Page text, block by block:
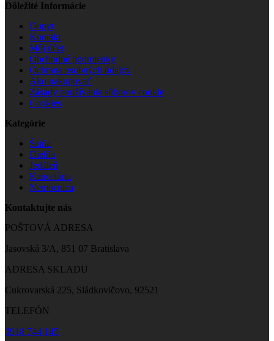
Dôležité Informácie
Dopyt
Kontakt
Môj účet
Obchodné podmienky
Ochrana osobných údajov
Ako nakupovať
Zásady používania súborov cookie
Cookies
Kategórie
Šatňa
Dielňa
Jedáleň
Kancelária
Nemocnica
Kontaktujte nás
POŠTOVÁ ADRESA
Jasovská 3/A, 851 07 Bratislava
ADRESA SKLADU
Cukrovarská 225, Sládkovičovo, 92521
TELEFÓN
0918 744 145